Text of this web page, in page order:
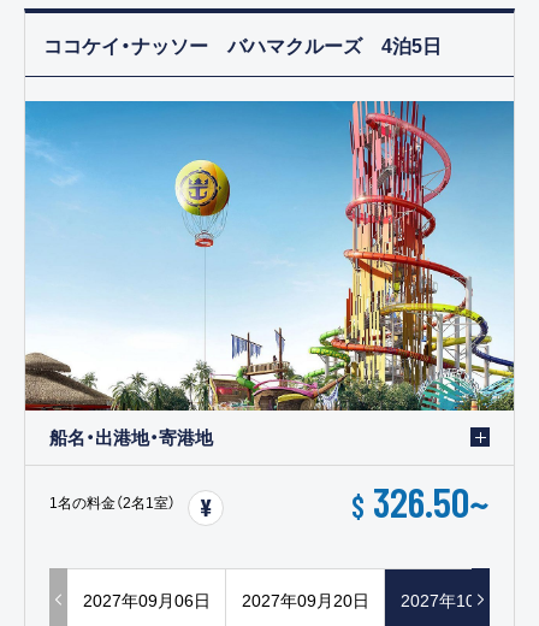
ココケイ・ナッソー バハマクルーズ 4泊5日
船名・出港地・寄港地
1名の料金（2名1室） $ 326.50~
2027年09月06日 2027年09月20日 2027年10月18日